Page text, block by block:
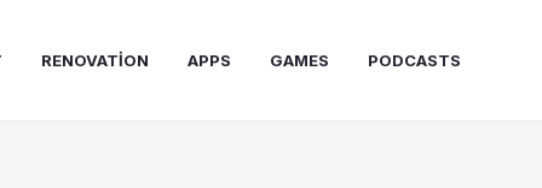
RENOVATION APPS GAMES PODCASTS